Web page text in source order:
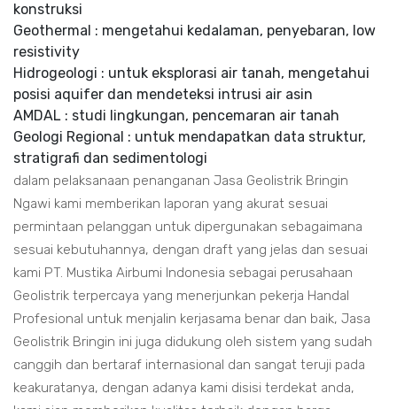
konstruksi
Geothermal : mengetahui kedalaman, penyebaran, low
resistivity
Hidrogeologi : untuk eksplorasi air tanah, mengetahui
posisi aquifer dan mendeteksi intrusi air asin
AMDAL : studi lingkungan, pencemaran air tanah
Geologi Regional : untuk mendapatkan data struktur,
stratigrafi dan sedimentologi
dalam pelaksanaan penanganan Jasa Geolistrik Bringin
Ngawi kami memberikan laporan yang akurat sesuai
permintaan pelanggan untuk dipergunakan sebagaimana
sesuai kebutuhannya, dengan draft yang jelas dan sesuai
kami PT. Mustika Airbumi Indonesia sebagai perusahaan
Geolistrik terpercaya yang menerjunkan pekerja Handal
Profesional untuk menjalin kerjasama benar dan baik, Jasa
Geolistrik Bringin ini juga didukung oleh sistem yang sudah
canggih dan bertaraf internasional dan sangat teruji pada
keakuratanya, dengan adanya kami disisi terdekat anda,